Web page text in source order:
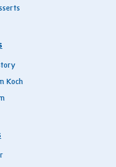
Koch